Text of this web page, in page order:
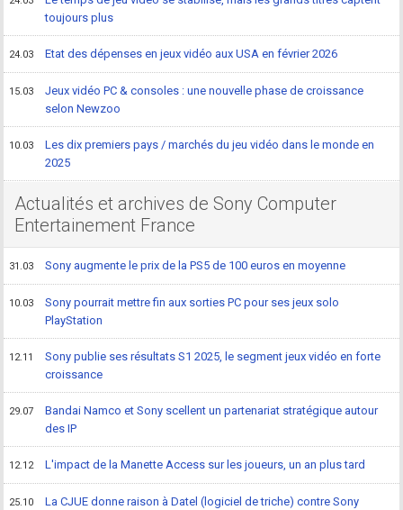
toujours plus
24.03 Etat des dépenses en jeux vidéo aux USA en février 2026
15.03
Jeux vidéo PC & consoles : une nouvelle phase de croissance
selon Newzoo
10.03
Les dix premiers pays / marchés du jeu vidéo dans le monde en
2025
Actualités et archives de Sony Computer
Entertainement France
31.03 Sony augmente le prix de la PS5 de 100 euros en moyenne
10.03
Sony pourrait mettre fin aux sorties PC pour ses jeux solo
PlayStation
12.11
Sony publie ses résultats S1 2025, le segment jeux vidéo en forte
croissance
29.07
Bandai Namco et Sony scellent un partenariat stratégique autour
des IP
12.12 L'impact de la Manette Access sur les joueurs, un an plus tard
25.10 La CJUE donne raison à Datel (logiciel de triche) contre Sony